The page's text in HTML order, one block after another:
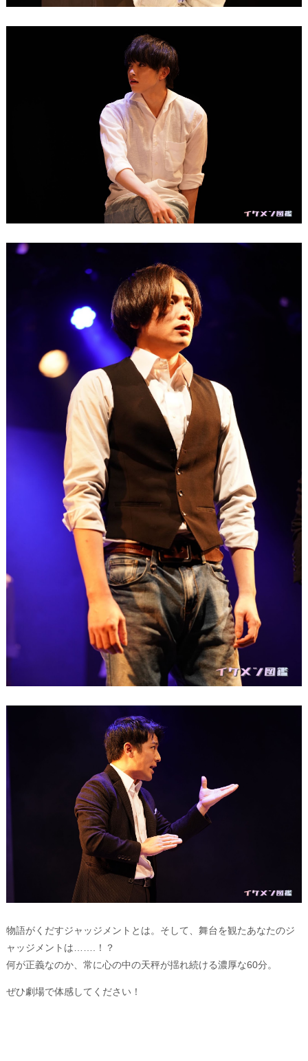
物語がくだすジャッジメントとは。そして、舞台を観たあなたのジ
ャッジメントは…….！？
何が正義なのか、常に心の中の天秤が揺れ続ける濃厚な60分。
ぜひ劇場で体感してください！